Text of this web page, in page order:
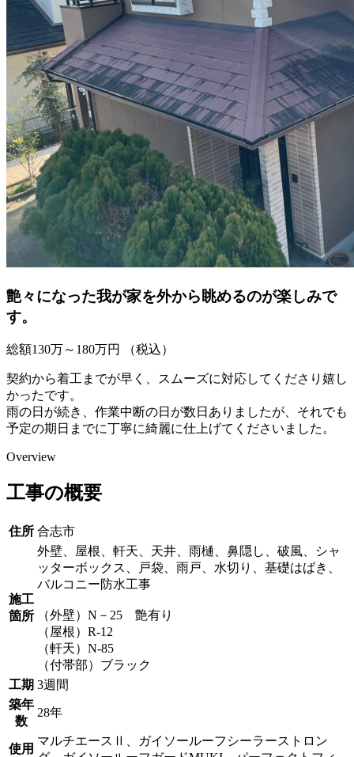
艶々になった我が家を外から眺めるのが楽しみで
す。
総額130万～ 180万円 （税込）
契約から着工までが早く、スムーズに対応してくださり嬉し
かったです。
雨の日が続き、作業中断の日が数日ありましたが、それでも
予定の期日までに丁寧に綺麗に仕上げてくださいました。
Overview
工事の概要
住所 合志市
施工
箇所
外壁、屋根、軒天、天井、雨樋、鼻隠し、破風、シャ
ッターボックス、戸袋、雨戸、水切り、基礎はばき、
バルコニー防水工事
（外壁）N－25 艶有り
（屋根）R-12
（軒天）N-85
（付帯部）ブラック
工期 3週間
築年
数
28年
使用
マルチエースⅡ、ガイソールーフシーラーストロン